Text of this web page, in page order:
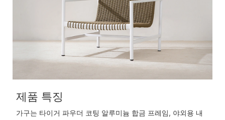
제품 특징
가구는 타이거 파우더 코팅 알루미늄 합금 프레임, 야외용 내